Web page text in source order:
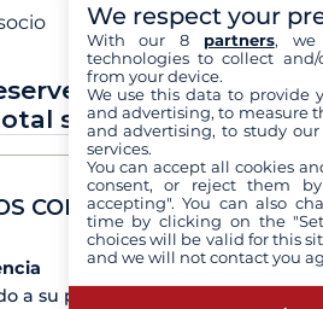
sus vacaciones
seguridad
COMPROMISOS
Ver+
a su proyecto de crucero
We respect your
With our 8 partners, we
technologies to collect
from your device.
We use this data to provide
and advertising, to measure
and advertising, to study
services.
You can accept all cookies
consent, or reject them
accepting". You can also
time by clicking on the
choices will be valid for this
and we will not contact you